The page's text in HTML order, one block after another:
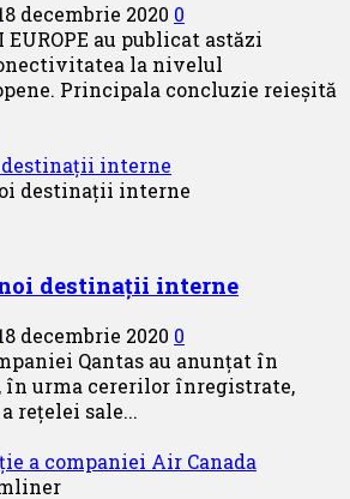
decembrie 2020 0
au publicat astăzi
la nivelul
Principala concluzie reieșită
destinații interne
destinații interne
decembrie 2020 0
Qantas au anunțat în
în urma cererilor înregistrate,
rețelei sale...
a companiei Air Canada